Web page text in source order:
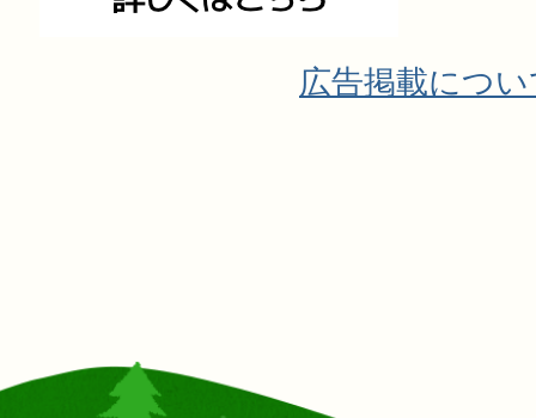
広告掲載につ